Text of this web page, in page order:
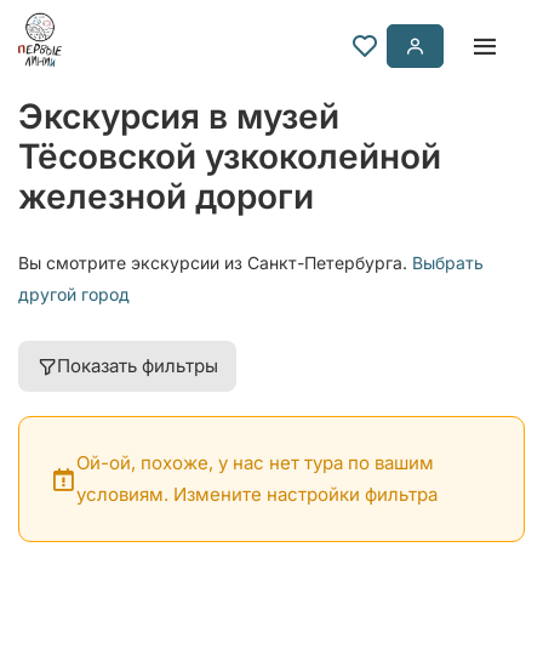
Экскурсия в музей
Тёсовской узкоколейной
железной дороги
Вы смотрите экскурсии из Санкт-Петербурга. Выбрать
другой город
Показать фильтры
Ой-ой, похоже, у нас нет тура по вашим
условиям. Измените настройки фильтра